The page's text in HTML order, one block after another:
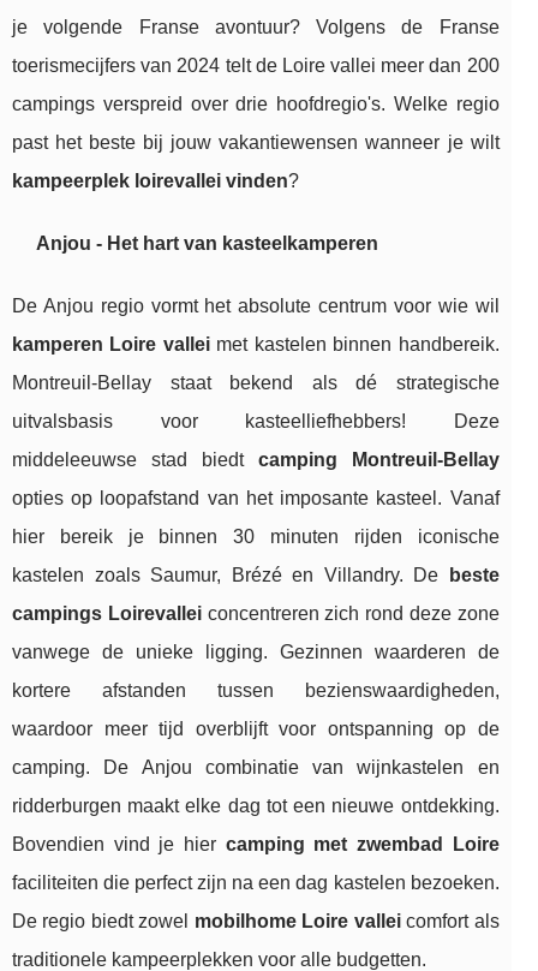
je volgende Franse avontuur? Volgens de Franse
toerismecijfers van 2024 telt de Loire vallei meer dan 200
campings verspreid over drie hoofdregio's. Welke regio
past het beste bij jouw vakantiewensen wanneer je wilt
kampeerplek loirevallei vinden?
Anjou - Het hart van kasteelkamperen
De Anjou regio vormt het absolute centrum voor wie wil
kamperen Loire valleimet kastelen binnen handbereik.
Montreuil-Bellay staat bekend als dé strategische
uitvalsbasis voor kasteelliefhebbers! Deze
middeleeuwse stad biedt camping Montreuil-Bellay
opties op loopafstand van het imposante kasteel. Vanaf
hier bereik je binnen 30 minuten rijden iconische
kastelen zoals Saumur, Brézé en Villandry. De
beste
campings Loirevalleiconcentreren zich rond deze zone
vanwege de unieke ligging. Gezinnen waarderen de
kortere afstanden tussen bezienswaardigheden,
waardoor meer tijd overblijft voor ontspanning op de
camping. De Anjou combinatie van wijnkastelen en
ridderburgen maakt elke dag tot een nieuwe ontdekking.
Bovendien vind je hier camping met zwembad Loire
faciliteiten die perfect zijn na een dag kastelen bezoeken.
De regio biedt zowel mobilhome Loire valleicomfort als
traditionele kampeerplekken voor alle budgetten.